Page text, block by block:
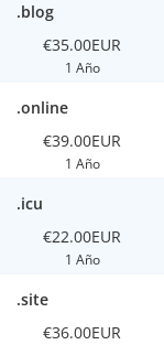
.blog
€35.00EUR
1 Año
.online
€39.00EUR
1 Año
.icu
€22.00EUR
1 Año
.site
€36.00EUR